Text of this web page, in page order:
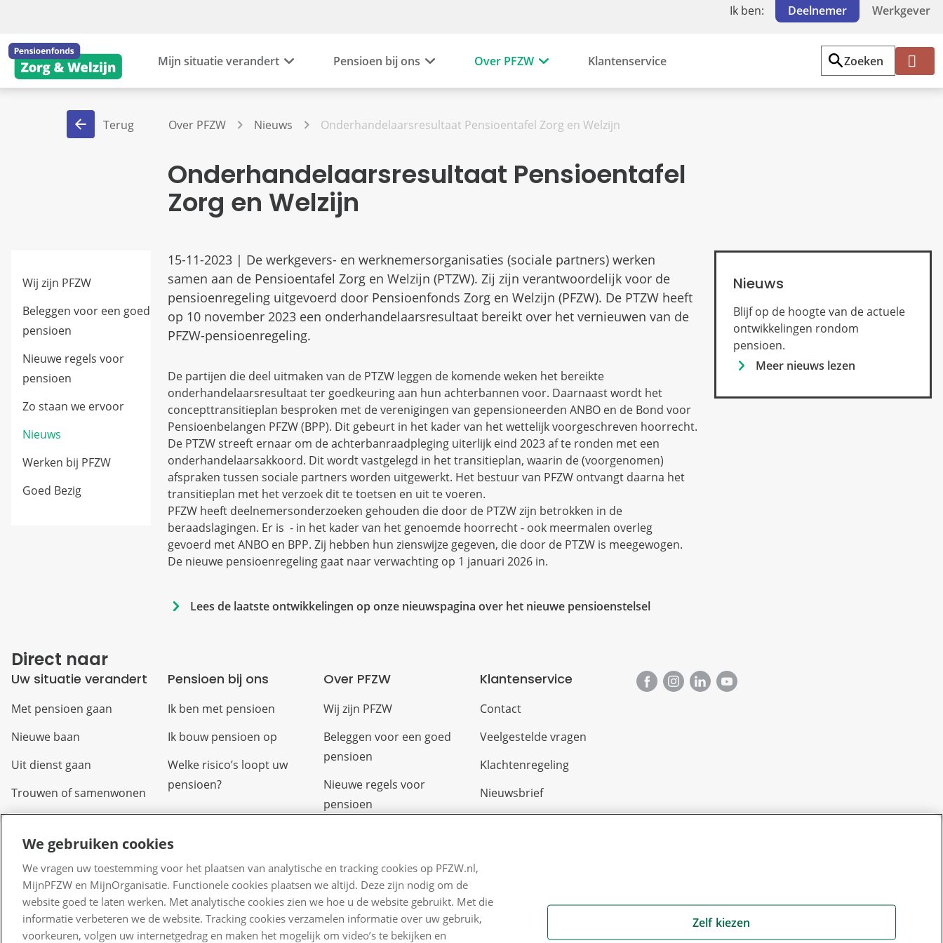
Ik ben: Deelnemer Werkgever
Mijn situatie verandert Pensioen bij ons Over PFZW Klantenservice
Zoeken
Mi
Terug Over PFZW Nieuws Onderhandelaarsresultaat Pensioentafel Zorg en Welzijn
Onderhandelaarsresultaat Pensioentafel
Zorg en Welzijn
Wij zijn PFZW
Beleggen voor een goed
pensioen
Nieuwe regels voor
pensioen
Zo staan we ervoor
Nieuws
Werken bij PFZW
Goed Bezig
15-11-2023 | De werkgevers- en werknemersorganisaties (sociale partners) werken
samen aan de Pensioentafel Zorg en Welzijn (PTZW). Zij zijn verantwoordelijk voor de
pensioenregeling uitgevoerd door Pensioenfonds Zorg en Welzijn (PFZW). De PTZW heeft
op 10 november 2023 een onderhandelaarsresultaat bereikt over het vernieuwen van de
PFZW-pensioenregeling.
De partijen die deel uitmaken van de PTZW leggen de komende weken het bereikte
onderhandelaarsresultaat ter goedkeuring aan hun achterbannen voor. Daarnaast wordt het
concepttransitieplan besproken met de verenigingen van gepensioneerden ANBO en de Bond voor
Pensioenbelangen PFZW (BPP). Dit gebeurt in het kader van het wettelijk voorgeschreven hoorrecht.
De PTZW streeft ernaar om de achterbanraadpleging uiterlijk eind 2023 af te ronden met een
onderhandelaarsakkoord. Dit wordt vastgelegd in het transitieplan, waarin de (voorgenomen)
afspraken tussen sociale partners worden uitgewerkt. Het bestuur van PFZW ontvangt daarna het
transitieplan met het verzoek dit te toetsen en uit te voeren.
PFZW heeft deelnemersonderzoeken gehouden die door de PTZW zijn betrokken in de
beraadslagingen. Er is - in het kader van het genoemde hoorrecht - ook meermalen overleg
gevoerd met ANBO en BPP. Zij hebben hun zienswijze gegeven, die door de PTZW is meegewogen.
De nieuwe pensioenregeling gaat naar verwachting op 1 januari 2026 in.
Lees de laatste ontwikkelingen op onze nieuwspagina over het nieuwe pensioenstelsel
Nieuws
Blijf op de hoogte van de actuele
ontwikkelingen rondom
pensioen.
Meer nieuws lezen
Direct naar
Uw situatie verandert
Met pensioen gaan
Nieuwe baan
Uit dienst gaan
Trouwen of samenwonen
Overlijden
Scheiden of uit elkaar
gaan
Verlof
Pensioen bij ons
Ik ben met pensioen
Ik bouw pensioen op
Welke risico’s loopt uw
pensioen?
Over PFZW
Wij zijn PFZW
Beleggen voor een goed
pensioen
Nieuwe regels voor
pensioen
Nieuws
Voor de pers
PFZW Dichtbij
Klantenservice
Contact
Veelgestelde vragen
Klachtenregeling
Nieuwsbrief
We gebruiken cookies
We vragen uw toestemming voor het plaatsen van analytische en tracking cookies op PFZW.nl,
MijnPFZW en MijnOrganisatie. Functionele cookies plaatsen we altijd. Deze zijn nodig om de
website goed te laten werken. Met analytische cookies zien we hoe u de website gebruikt. Met die
informatie verbeteren we de website. Tracking cookies verzamelen informatie over uw gebruik,
voorkeuren, volgen uw internetgedrag en maken het mogelijk om video’s te bekijken en
Zelf kiezen